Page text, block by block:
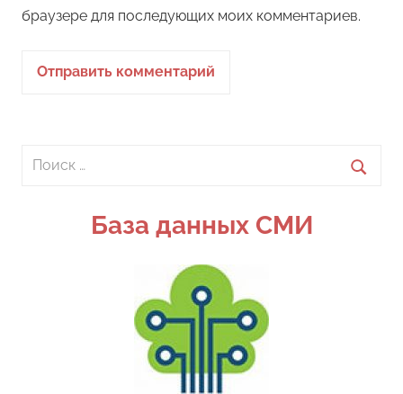
браузере для последующих моих комментариев.
Поиск
База данных СМИ